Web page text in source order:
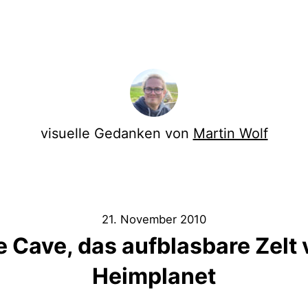
visuelle Gedanken von Martin Wolf
21. November 2010
Cave, das aufblasbare Zelt
Heimplanet